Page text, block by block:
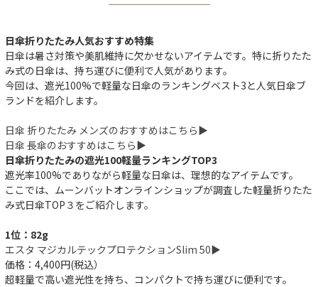
日傘折りたたみ人気おすすめ特集
日傘は暑さ対策や美肌維持に欠かせないアイテムです。特に折りたた
み式の日傘は、持ち運びに便利で人気があります。
今回は、遮光100%で軽量な日傘のランキングベスト3と人気日傘ブ
ランドを紹介します。
日傘 折りたたみ メンズのおすすめはこちら▶︎
日傘 長傘のおすすめはこちら▶︎
日傘折りたたみの遮光100軽量ランキングTOP3
遮光率100%でありながら軽量な日傘は、理想的なアイテムです。
ここでは、ムーンバットオンラインショップが調査した軽量折りたた
み式日傘TOP３をご紹介します。
1位：82g
エスタ マジカルテックプロテクションSlim 50▶︎
価格：4,400円(税込）
超軽量で高い遮光性を持ち、コンパクトで持ち運びに便利です。